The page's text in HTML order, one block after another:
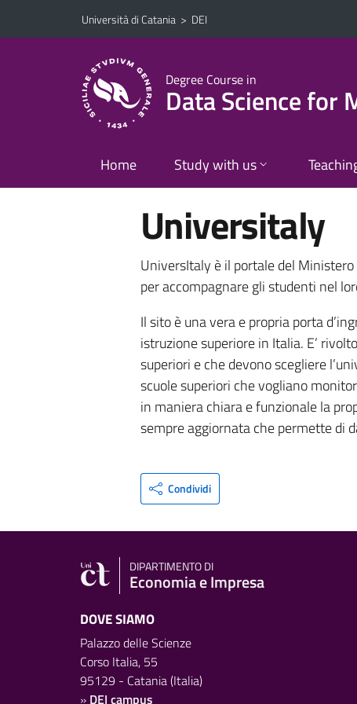
Vai al contenuto principale
Vai al menu di navigazione
Università di Catania > DEI
Degree Course in
Data Science for
Home Study with us
Universitaly
UniversItaly è il portale del
per accompagnare gli studenti nel
Il sito è una vera e propria porta
istruzione superiore in Italia. E’
superiori e che devono scegliere
scuole superiori che vogliano
in maniera chiara e funzionale la
sempre aggiornata che permette di
Condividi
DIPARTIMENTO DI
Economia e Impresa
DOVE SIAMO
Palazzo delle Scienze
Corso Italia, 55
95129 - Catania (Italia)
» DEI campus